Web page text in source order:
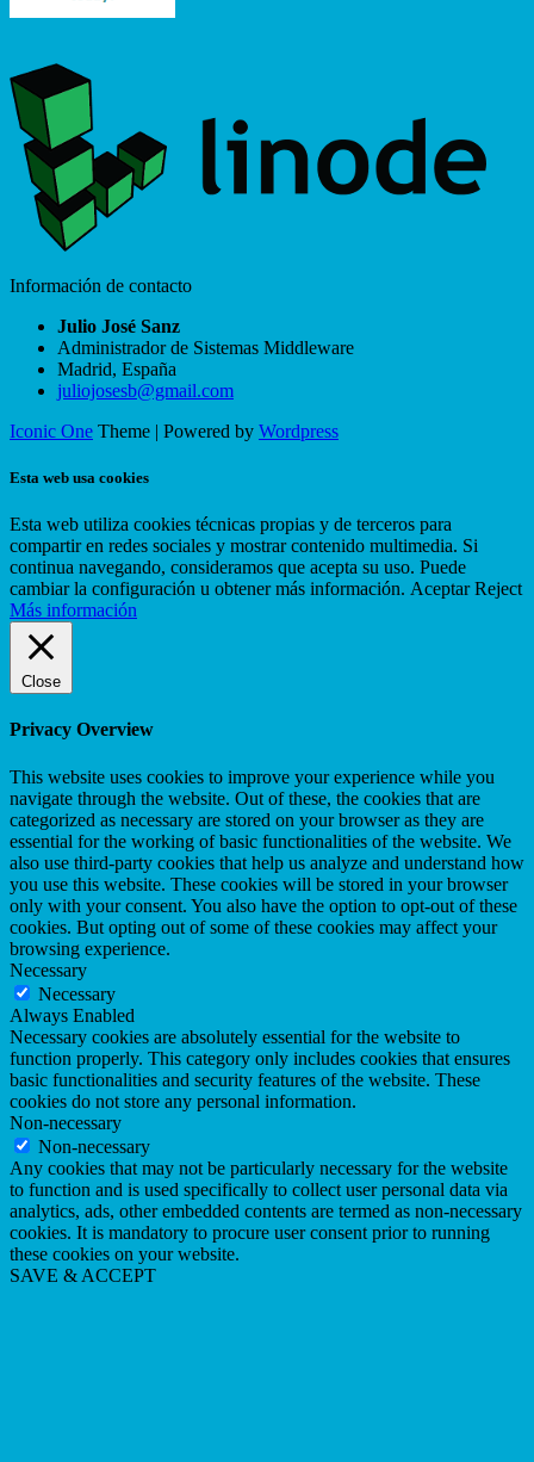
Información de contacto
Julio José Sanz
Administrador de Sistemas Middleware
Madrid, España
juliojosesb@gmail.com
Iconic One Theme | Powered by Wordpress
Esta web usa cookies
Esta web utiliza cookies técnicas propias y de terceros para
compartir en redes sociales y mostrar contenido multimedia. Si
continua navegando, consideramos que acepta su uso. Puede
cambiar la configuración u obtener más información. Aceptar Reject
Más información
Close
Privacy Overview
This website uses cookies to improve your experience while you
navigate through the website. Out of these, the cookies that are
categorized as necessary are stored on your browser as they are
essential for the working of basic functionalities of the website. We
also use third-party cookies that help us analyze and understand how
you use this website. These cookies will be stored in your browser
only with your consent. You also have the option to opt-out of these
cookies. But opting out of some of these cookies may affect your
browsing experience.
Necessary
Necessary
Always Enabled
Necessary cookies are absolutely essential for the website to
function properly. This category only includes cookies that ensures
basic functionalities and security features of the website. These
cookies do not store any personal information.
Non-necessary
Non-necessary
Any cookies that may not be particularly necessary for the website
to function and is used specifically to collect user personal data via
analytics, ads, other embedded contents are termed as non-necessary
cookies. It is mandatory to procure user consent prior to running
these cookies on your website.
SAVE & ACCEPT